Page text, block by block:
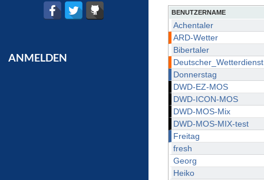
BENUTZERNAME
Achentaler
ARD-Wetter
Bibertaler
Deutscher_Wetterdienst
Donnerstag
DWD-EZ-MOS
DWD-ICON-MOS
DWD-MOS-Mix
DWD-MOS-MIX-test
Freitag
fresh
Georg
Heiko
ANMELDEN